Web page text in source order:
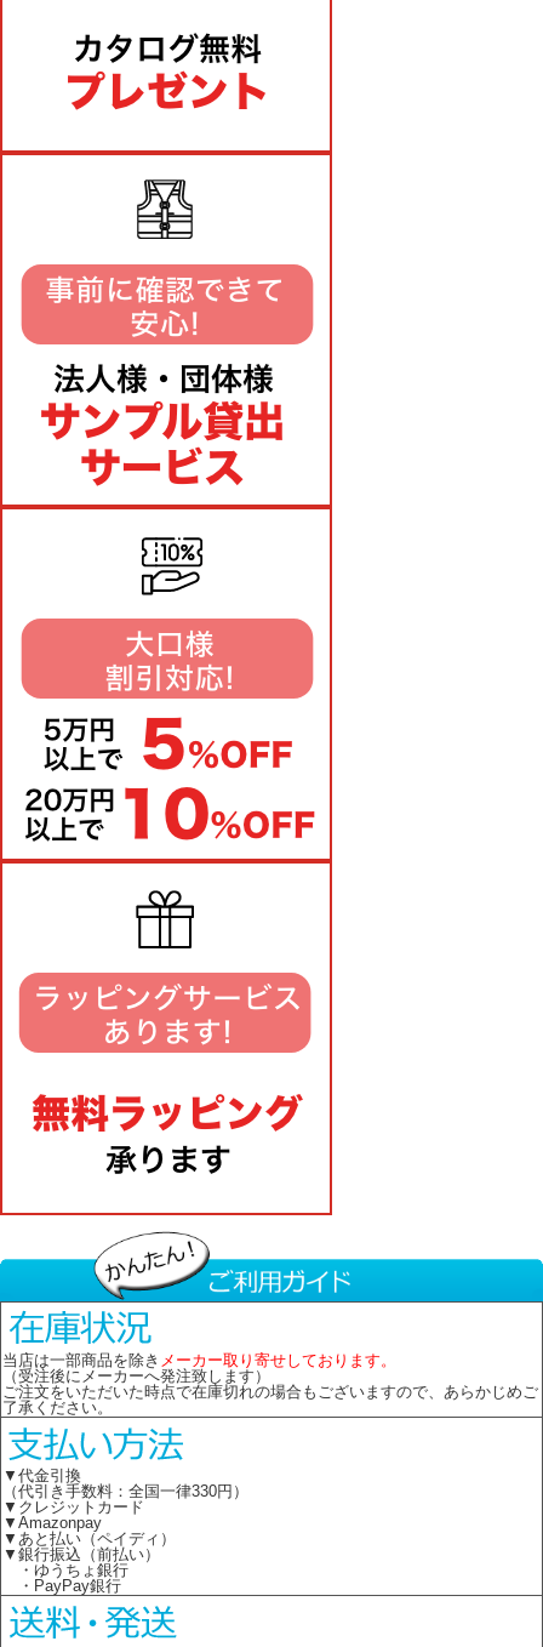
当店は一部商品を除き メーカー取り寄せしております。
（受注後にメーカーへ発注致します）
ご注文をいただいた時点で在庫切れの場合もございますので、あらかじめご
了承ください。
▼代金引換
（代引き手数料：全国一律330円）
▼クレジットカード
▼Amazonpay
▼あと払い（ペイディ）
▼銀行振込（前払い）
・ゆうちょ銀行
・PayPay銀行